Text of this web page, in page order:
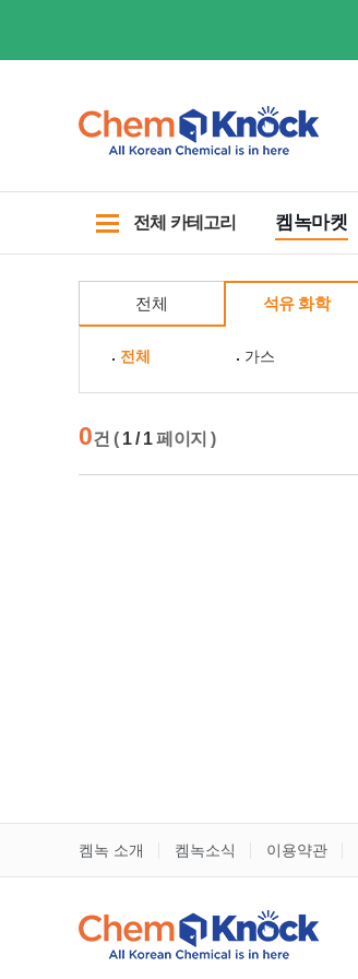
전체 카테고리 켐녹마켓
전체 석유 화학
전체 가스
0건 ( 1 / 1페이지 )
켐녹 소개 켐녹소식 이용약관